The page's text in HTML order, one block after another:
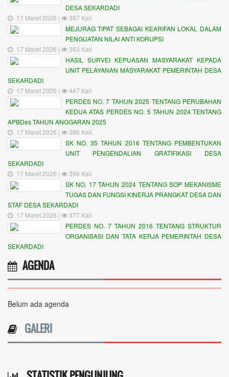
DESA SEKARDADI
17 Maret 2026 |
387 Kali
MEJURAG TIPAT SEBAGAI KEARIFAN LOKAL DALAM
PENGUATAN NILAI ANTI KORUPSI
17 Maret 2026 |
363 Kali
HASIL SURVEI KEPUASAN MASYARAKAT KEPADA
UNIT PELAYANAN MASYARAKAT PEMERINTAH DESA
SEKARDADI
17 Maret 2026 |
447 Kali
PERDES NO. 7 TAHUN 2025 TENTANG PERUBAHAN
KEDUA ATAS PERDES NO. 5 TAHUN 2024 TENTANG
APBDes TAHUN ANGGARAN 2025
17 Maret 2026 |
366 Kali
SK NO. 35 TAHUN 2016 TENTANG PEMBENTUKAN
UNIT PENGENDALIAN GRATIFIKASI DESA
SEKARDADI
17 Maret 2026 |
396 Kali
SK NO. 17 TAHUN 2024 TENTANG SOP MEKANISME
TUGAS DAN FUNGSI KINERJA PRANGKAT DESA DAN
STAF DESA SEKARDADI
17 Maret 2026 |
377 Kali
PERDES NO. 7 TAHUN 2016 TENTANG STRUKTUR
ORGANISASI DAN TATA KERJA PEMERINTAH DESA
SEKARDADI
AGENDA
Belum ada agenda
GALERI